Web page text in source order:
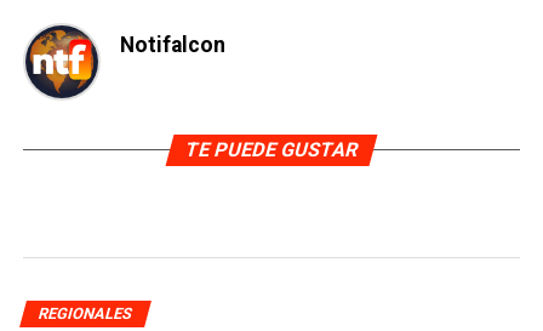
Notifalcon
TE PUEDE GUSTAR
REGIONALES